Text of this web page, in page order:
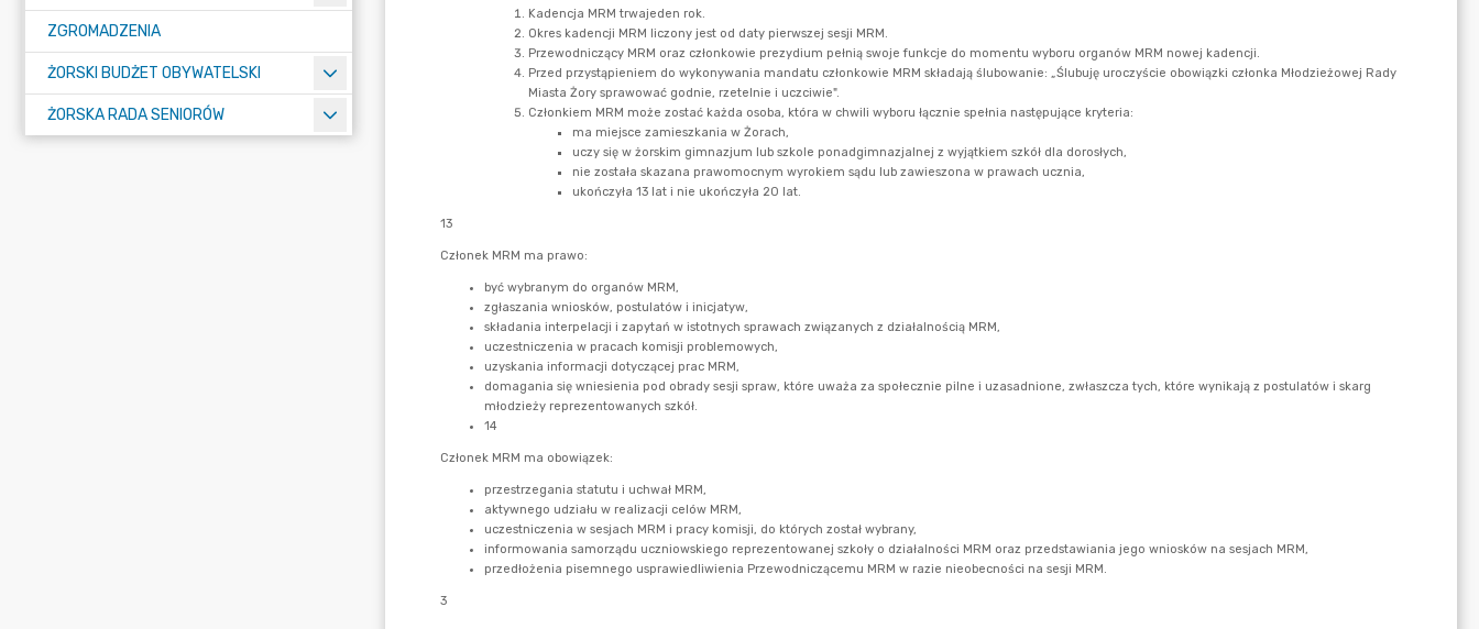
ZGROMADZENIA
ŻORSKI BUDŻET OBYWATELSKI
ŻORSKA RADA SENIORÓW